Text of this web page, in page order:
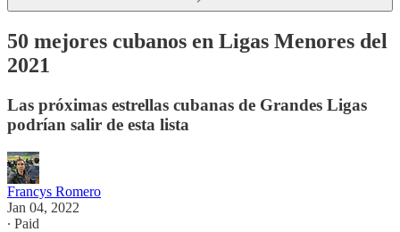
50 mejores cubanos en Ligas Menores del
2021
Las próximas estrellas cubanas de Grandes Ligas
podrían salir de esta lista
Francys Romero
Jan 04, 2022
∙ Paid